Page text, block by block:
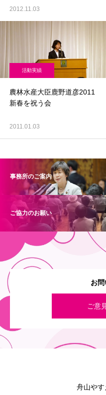
2012.11.03
活動実績
農林水産大臣鹿野道彦2011
新春を祝う会
2011.01.03
事務所のご案内
ご協力のお願い
お
ご意
舟山や